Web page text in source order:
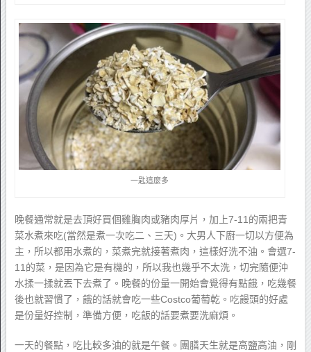
一匙這麼多
晚餐通常就是去頂好買個雞胸肉或豬肉厚片，加上7-11的兩把青
菜水煮來吃(當然是煮一次吃二、三天)。大男人下廚一切以方便為
主，所以都用水煮的，菜煮完就接著煮肉，這樣好洗不油。會選7-
11的菜，是因為它是有機的，所以我也幾乎不太洗，切完隨便沖
水揉一揉就丟下去煮了。晚餐的份量一開始會覺得有點餓，吃幾餐
後也就習慣了，餓的話就會吃一些Costco葡萄乾。吃饅頭的好處
是份量好控制，準備方便，吃飯的話要煮要洗麻煩。
一天的餐點，吃比較多油的就是午餐。團膳天生就是高鹽高油，剛